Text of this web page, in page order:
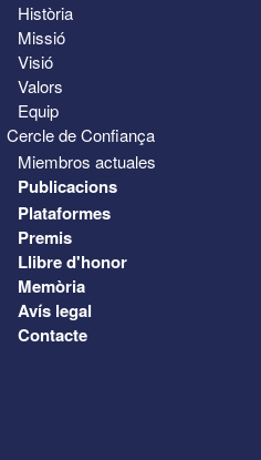
Història
Missió
Visió
Valors
Equip
Cercle de Confiança
Miembros actuales
Publicacions
Plataformes
Premis
Llibre d'honor
Memòria
Avís legal
Contacte